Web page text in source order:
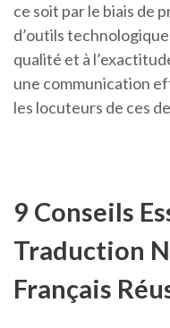
ce soit par le biais de
d’outils
qualité et à
une communication
les locuteurs de ces
9 Conseils
Traduction
Français